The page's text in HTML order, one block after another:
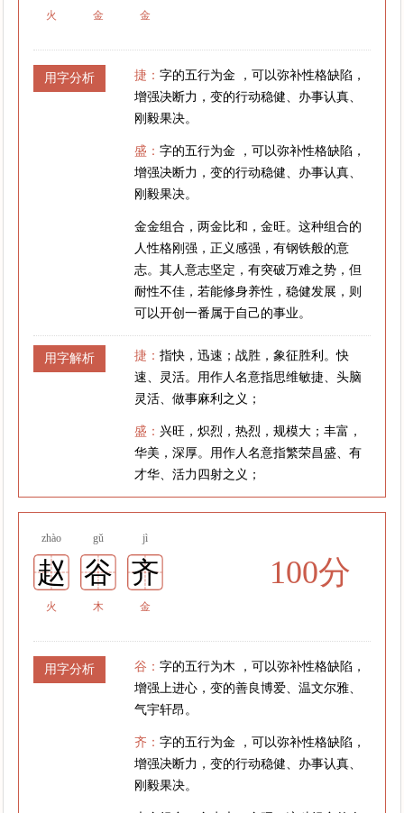
火 金 金
用字分析 捷：字的五行为金 ，可以弥补性格缺陷，
增强决断力，变的行动稳健、办事认真、
刚毅果决。
盛：字的五行为金 ，可以弥补性格缺陷，
增强决断力，变的行动稳健、办事认真、
刚毅果决。
金金组合，两金比和，金旺。这种组合的
人性格刚强，正义感强，有钢铁般的意
志。其人意志坚定，有突破万难之势，但
耐性不佳，若能修身养性，稳健发展，则
可以开创一番属于自己的事业。
用字解析 捷：指快，迅速；战胜，象征胜利。快
速、灵活。用作人名意指思维敏捷、头脑
灵活、做事麻利之义；
盛： 兴旺，炽烈，热烈，规模大；丰富，
华美，深厚。用作人名意指繁荣昌盛、有
才华、活力四射之义；
zhào gǔ jì
赵 谷 齐
火 木 金
100分
用字分析 谷：字的五行为木 ，可以弥补性格缺陷，
增强上进心，变的善良博爱、温文尔雅、
气宇轩昂。
齐：字的五行为金 ，可以弥补性格缺陷，
增强决断力，变的行动稳健、办事认真、
刚毅果决。